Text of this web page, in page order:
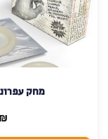
מחק
₪